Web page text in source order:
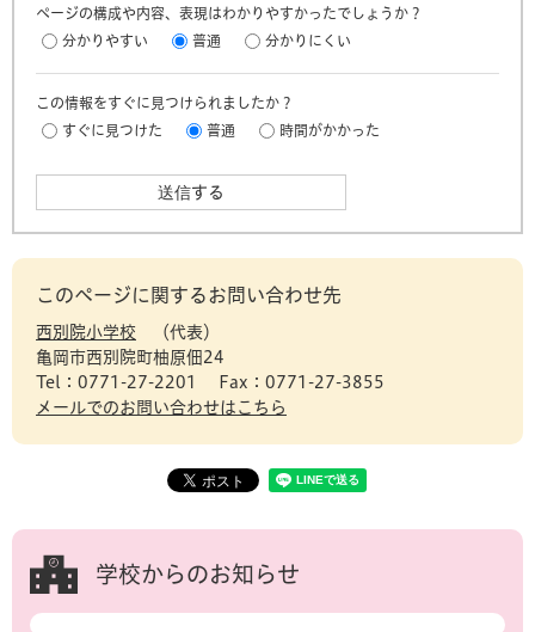
ページの構成や内容、表現はわかりやすかったでしょうか？
分かりやすい
普通 分かりにくい
この情報をすぐに見つけられましたか？
すぐに見つけた
普通 時間がかかった
このページに関するお問い合わせ先
西別院小学校
代表
亀岡市西別院町柚原佃24
Tel：0771-27-2201
Fax：0771-27-3855
メールでのお問い合わせはこちら
学校からのお知らせ